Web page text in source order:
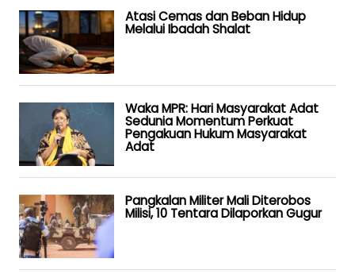
Atasi Cemas dan Beban Hidup
Melalui Ibadah Shalat
Waka MPR: Hari Masyarakat Adat
Sedunia Momentum Perkuat
Pengakuan Hukum Masyarakat
Adat
Pangkalan Militer Mali Diterobos
Milisi, 10 Tentara Dilaporkan Gugur